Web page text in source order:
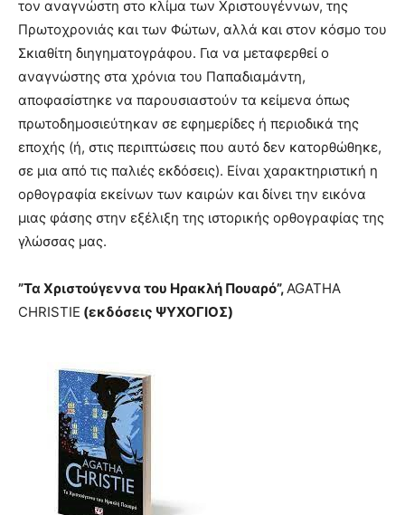
τον αναγνώστη στο κλίμα των Χριστουγέννων, της
Πρωτοχρονιάς και των Φώτων, αλλά και στον κόσμο του
Σκιαθίτη διηγηματογράφου. Για να μεταφερθεί ο
αναγνώστης στα χρόνια του Παπαδιαμάντη,
αποφασίστηκε να παρουσιαστούν τα κείμενα όπως
πρωτοδημοσιεύτηκαν σε εφημερίδες ή περιοδικά της
εποχής (ή, στις περιπτώσεις που αυτό δεν κατορθώθηκε,
σε μια από τις παλιές εκδόσεις). Είναι χαρακτηριστική η
ορθογραφία εκείνων των καιρών και δίνει την εικόνα
μιας φάσης στην εξέλιξη της ιστορικής ορθογραφίας της
γλώσσας μας.
”Τα Χριστούγεννα του Ηρακλή Πουαρό”,AGATHA
CHRISTIE (εκδόσεις ΨΥΧΟΓΙΟΣ)